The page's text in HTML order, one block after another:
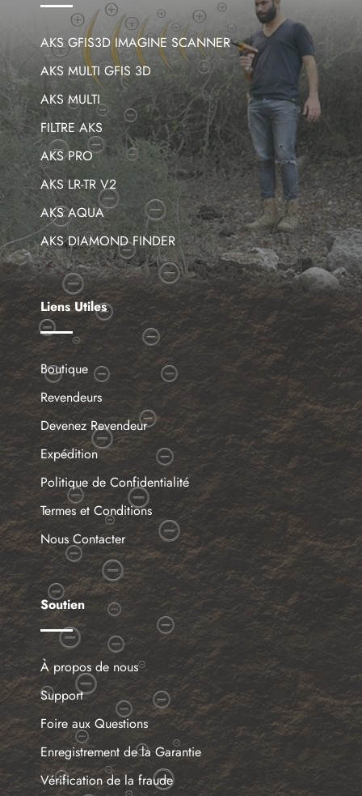
AKS GFIS3D IMAGINE SCANNER
AKS MULTI GFIS 3D
AKS MULTI
FILTRE AKS
AKS PRO
AKS LR-TR V2
AKS AQUA
AKS DIAMOND FINDER
Liens Utiles
Boutique
Revendeurs
Devenez Revendeur
Expédition
Politique de Confidentialité
Termes et Conditions
Nous Contacter
Soutien
À propos de nous
Support
Foire aux Questions
Enregistrement de la Garantie
Vérification de la fraude